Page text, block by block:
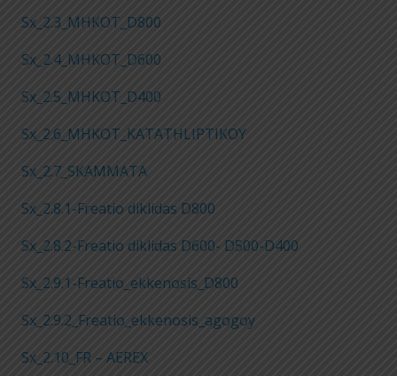
Sx_2.3_MHKOT_D800
Sx_2.4_MHKOT_D600
Sx_2.5_MHKOT_D400
Sx_2.6_MHKOT_KATATHLIPTIKOY
Sx_2.7_SKAMMATA
Sx_2.8.1-Freatio diklidas D800
Sx_2.8.2-Freatio diklidas D600- D500-D400
Sx_2.9.1-Freatio_ekkenosis_D800
Sx_2.9.2_Freatio_ekkenosis_agogoy
Sx_2.10_FR – AEREX